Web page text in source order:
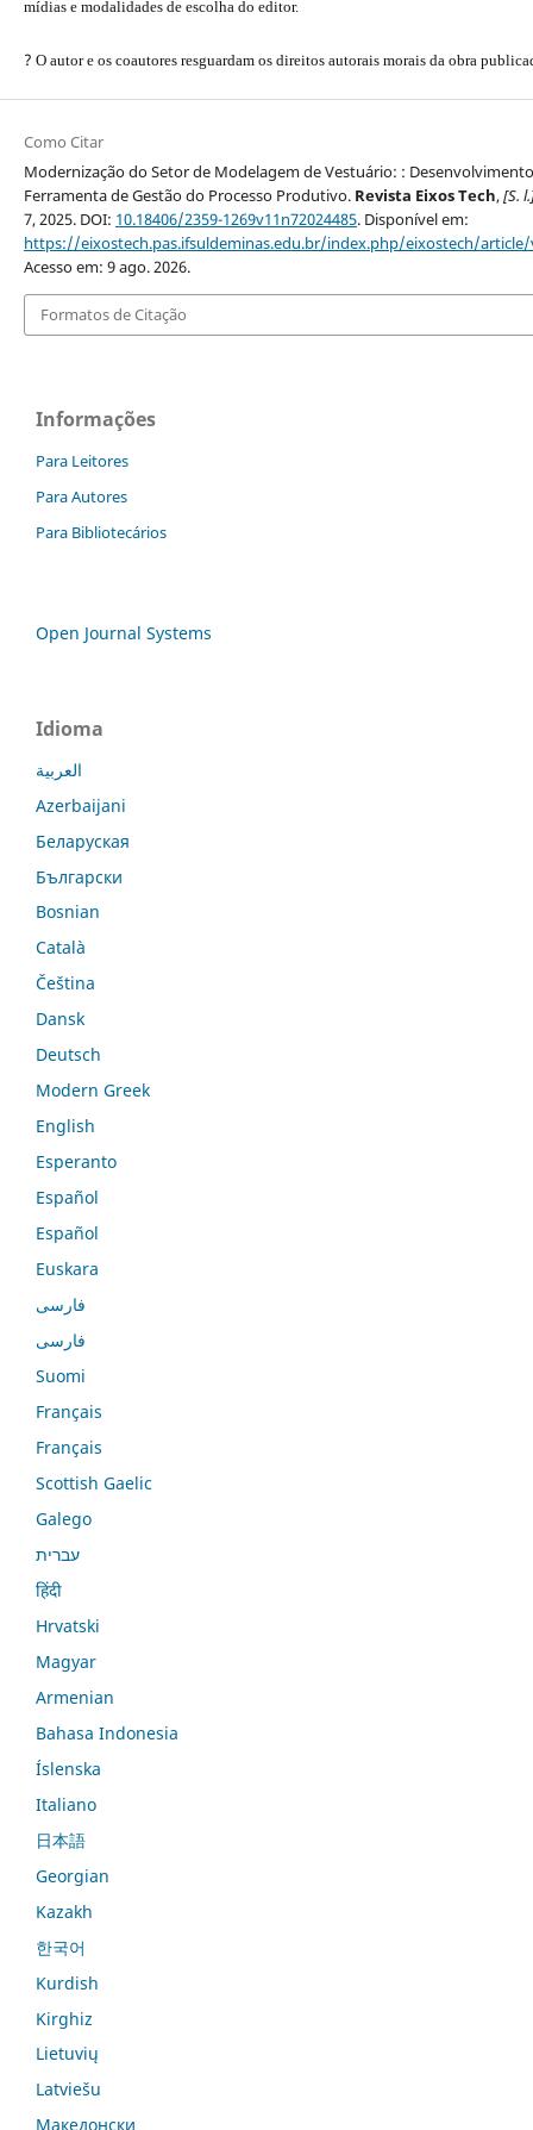
mídias e modalidades de escolha do editor.
? O autor e os coautores resguardam os direitos autorais morais da obra
Como Citar
Modernização do Setor de Modelagem de Vestuário: :
Ferramenta de Gestão do Processo Produtivo. Revista Eixos Tech,[S.
7, 2025. DOI: 10.18406/2359-1269v11n72024485. Disponível em:
https://eixostech.pas.ifsuldeminas.edu.br/index.php/eixostech/
Acesso em: 9 ago. 2026.
Formatos de Citação
Informações
Para Leitores
Para Autores
Para Bibliotecários
Open Journal Systems
Idioma
العربية
Azerbaijani
Беларуская
Български
Bosnian
Català
Čeština
Dansk
Deutsch
Modern Greek
English
Esperanto
Español
Español
Euskara
فارسی
فارسی
Suomi
Français
Français
Scottish Gaelic
Galego
עברית
हिंदी
Hrvatski
Magyar
Armenian
Bahasa Indonesia
Íslenska
Italiano
日本語
Georgian
Kazakh
한국어
Kurdish
Kirghiz
Lietuvių
Latviešu
Македонски